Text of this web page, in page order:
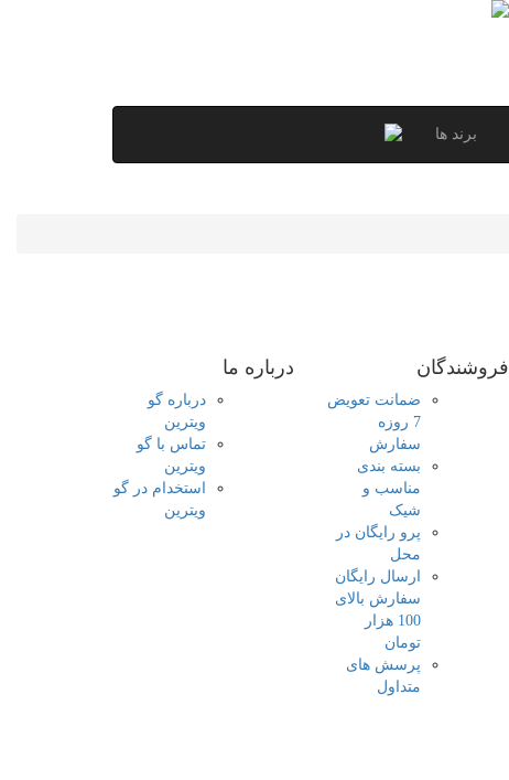
برند ها
فروشندگان
ضمانت تعویض
7 روزه
سفارش
بسته بندی
مناسب و
شیک
پرو رایگان در
محل
ارسال رایگان
سفارش بالای
100 هزار
تومان
پرسش های
متداول
درباره ما
درباره گو
ویترین
تماس با گو
ویترین
استخدام در گو
ویترین